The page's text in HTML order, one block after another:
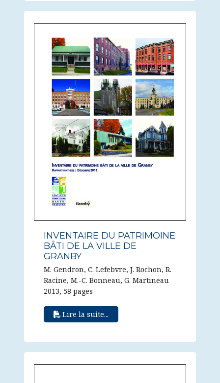
INVENTAIRE DU PATRIMOINE
BÂTI DE LA VILLE DE
GRANBY
M. Gendron, C. Lefebvre, J. Rochon, R.
Racine, M.-C. Bonneau, G. Martineau
2013, 58 pages
Lire la suite...